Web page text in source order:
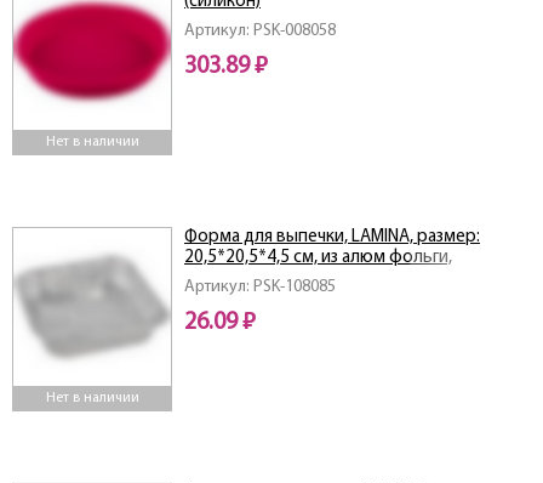
Нет в наличии
Артикул: PSK-008058
303.89 ₽
Нет в наличии
Артикул: PSK-108085
Форма для выпечки, LAMINA, размер:
20,5*20,5*4,5 см, из алюм фольги,
квадратная, одноразовая
26.09 ₽